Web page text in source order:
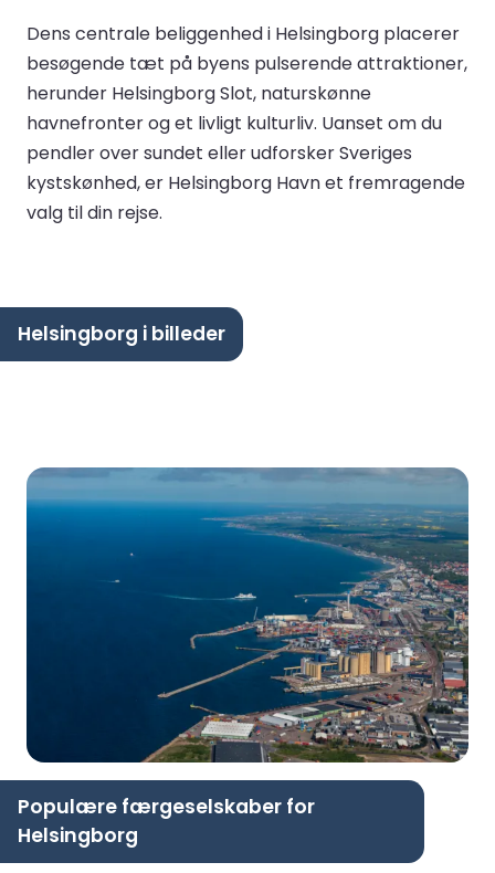
Dens centrale beliggenhed i Helsingborg placerer
besøgende tæt på byens pulserende attraktioner,
herunder Helsingborg Slot, naturskønne
havnefronter og et livligt kulturliv. Uanset om du
pendler over sundet eller udforsker Sveriges
kystskønhed, er Helsingborg Havn et fremragende
valg til din rejse.
Helsingborg i billeder
Populære færgeselskaber for
Helsingborg